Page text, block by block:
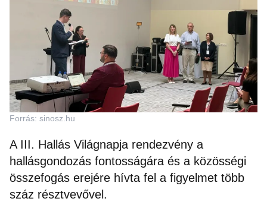
Forrás: sinosz.hu
A III. Hallás Világnapja rendezvény a
hallásgondozás fontosságára és a közösségi
összefogás erejére hívta fel a figyelmet több
száz résztvevővel.